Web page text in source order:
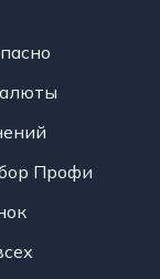
Профи